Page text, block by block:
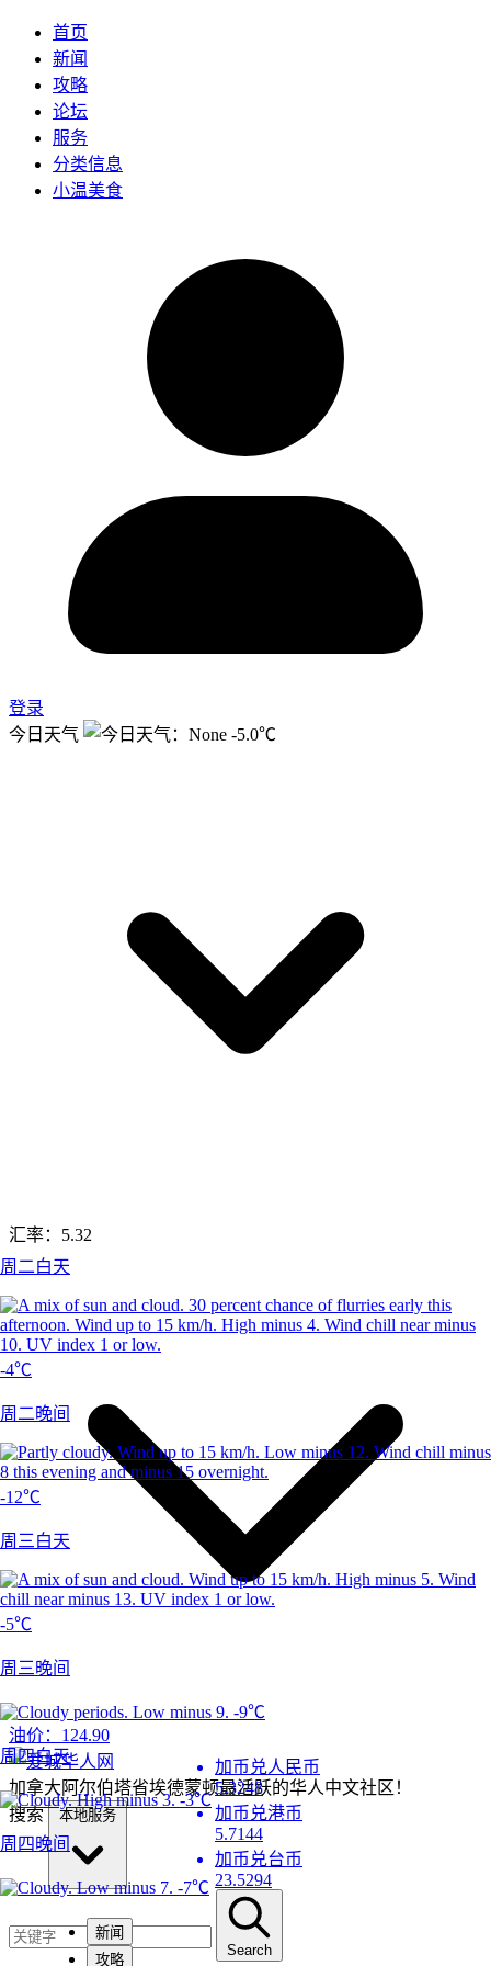
首页
新闻
攻略
论坛
服务
分类信息
小温美食
登录
今日天气
-5.0℃
周二白天
-4℃
周二晚间
-12℃
周三白天
-5℃
周三晚间
-9℃
周四白天
-3℃
周四晚间
-7℃
汇率： 5.32
加币兑人民币
5.3248
加币兑港币
5.7144
加币兑台币
23.5294
油价： 124.90
加拿大阿尔伯塔省埃德蒙顿最活跃的华人中文社区！
搜索
新闻
攻略
Search